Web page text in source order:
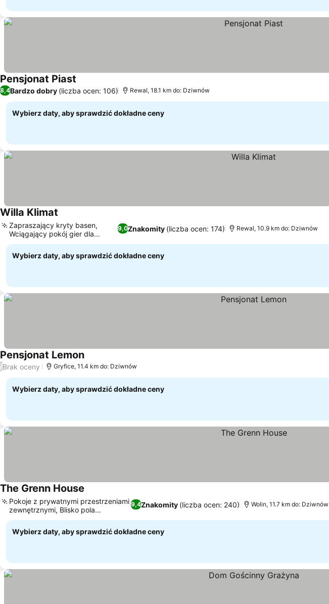
Pensjonat Piast Wyświetl ceny
8,4Bardzo dobry (liczba ocen: 106) Rewal, 18.1 km do: Dziwnów
Wybierz daty, aby sprawdzić dokładne ceny
Willa Klimat
9,0Znakomity (liczba ocen: 174)
Zapraszający kryty basen,
Wciągający pokój gier dla
każdego
Rewal, 10.9 km do: Dziwnów
Wybierz daty, aby sprawdzić dokładne ceny
Pensjonat LemonWyświetl ceny
/Brak oceny Gryfice, 11.4 km do: Dziwnów
Wybierz daty, aby sprawdzić dokładne ceny
The Grenn House
9,4Znakomity (liczba ocen: 240)
Pokoje z prywatnymi przestrzeniami
zewnętrznymi, Blisko pola
golfowego
Wolin, 11.7 km do: Dziwnów
Wybierz daty, aby sprawdzić dokładne ceny